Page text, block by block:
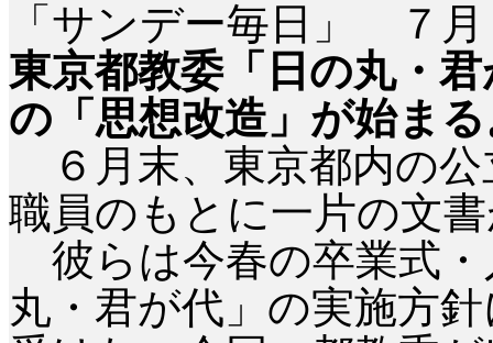
「サンデー毎日」
東京都教委「日の丸・
の「思想改造」が始ま
６月末、東京都内の公
職員のもとに一片の文
彼らは今春の卒業式・
丸・君が代」の実施方